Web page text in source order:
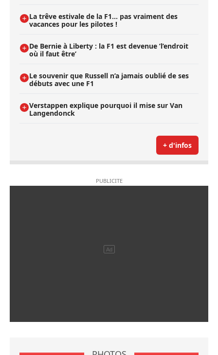
La trêve estivale de la F1... pas vraiment des
vacances pour les pilotes !
De Bernie à Liberty : la F1 est devenue ’l’endroit
où il faut être’
Le souvenir que Russell n’a jamais oublié de ses
débuts avec une F1
Verstappen explique pourquoi il mise sur Van
Langendonck
+ d'infos